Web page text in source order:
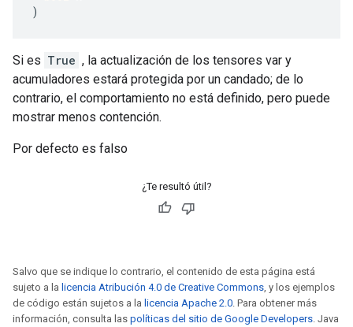
)
Si es True , la actualización de los tensores var y
acumuladores estará protegida por un candado; de lo
contrario, el comportamiento no está definido, pero puede
mostrar menos contención.
Por defecto es falso
¿Te resultó útil?
Salvo que se indique lo contrario, el contenido de esta página está
sujeto a la licencia Atribución 4.0 de Creative Commons, y los ejemplos
de código están sujetos a la licencia Apache 2.0. Para obtener más
información, consulta las políticas del sitio de Google Developers. Java